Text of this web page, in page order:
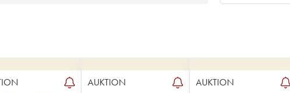
AUKTION AUKTION